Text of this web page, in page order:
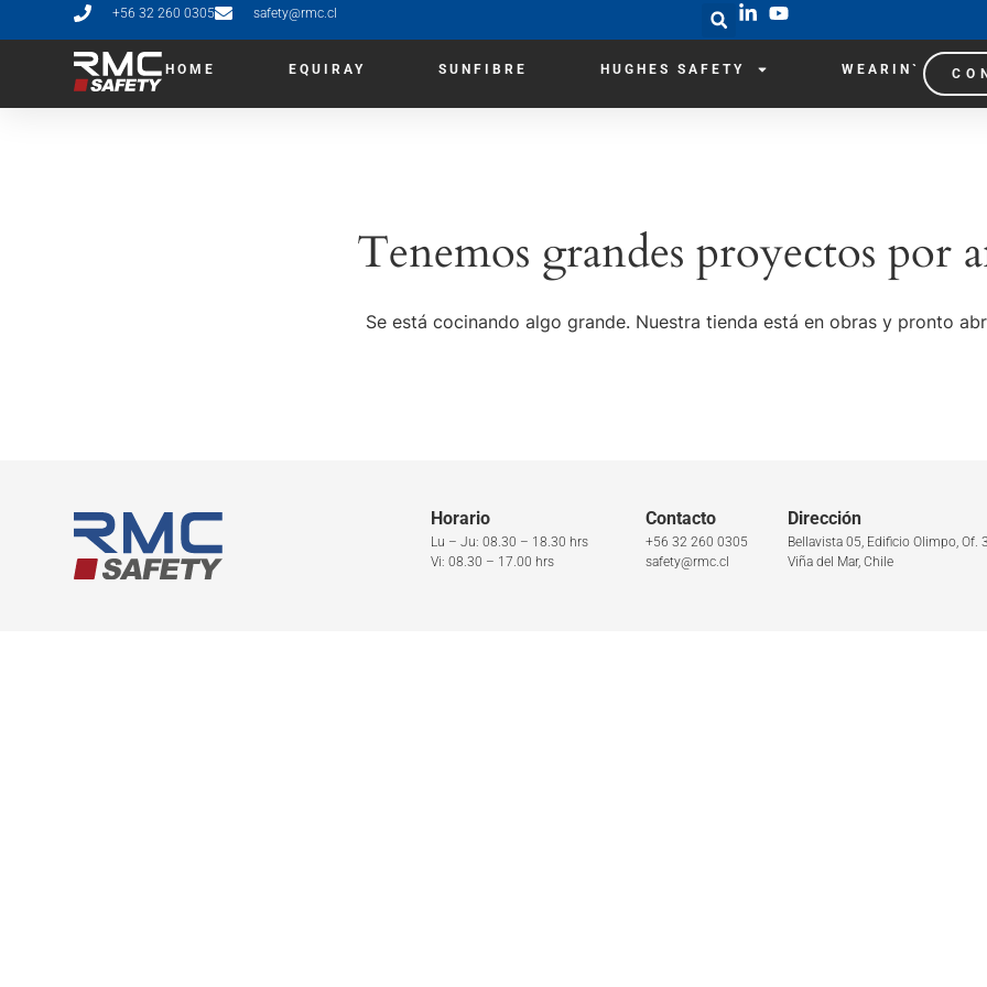
+56 32 260 0305 safety@rmc.cl
HOME EQUIRAY SUNFIBRE HUGHES SAFETY WEARIN`
Tenemos grandes proyectos por
Se está cocinando algo grande. Nuestra tienda está en obras y pronto
Horario
Lu – Ju: 08.30 – 18.30 hrs
Vi: 08.30 – 17.00 hrs
Contacto
+56 32 260 0305
safety@rmc.cl
Dirección
Bellavista 05, Edificio Olimpo, Of.
Viña del Mar, Chile